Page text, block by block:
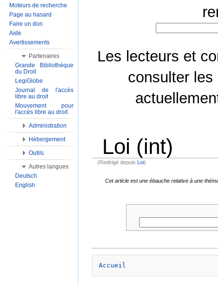
Les lecteurs et
consulter les
Loi (int)
(Redirigé depuis Loi)
Cet article est une ébauche relative à une
Accueil
Moteurs de recherche
Page au hasard
Faire un don
Aide
Avertissements
Partenaires
Grande Bibliothèque
du Droit
LegiGlobe
Journal de l'accès
libre au droit
Mouvement pour
l'accès libre au droit
Administration
Hébergement
Outils
Autres langues
Deutsch
English